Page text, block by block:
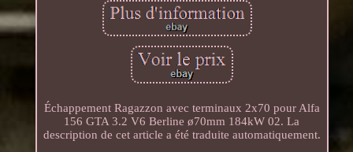
Échappement Ragazzon avec terminaux 2x70 pour Alfa
156 GTA 3.2 V6 Berline ø70mm 184kW 02. La
description de cet article a été traduite automatiquement.